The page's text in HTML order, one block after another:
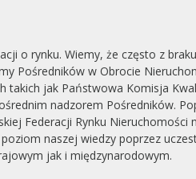
o rynku. Wiemy, że często z
Pośredników w Obrocie
jak Państwowa Komisja
nadzorem Pośredników.
Federacji Rynku Nieruchomości
naszej wiedzy poprzez
jak i międzynarodowym.